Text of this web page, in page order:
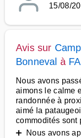
15/08/
Avis sur
Bonneval à
Nous avons
aimons le calme
randonnée à
aimé la
commodités sont
➕ Nous avons